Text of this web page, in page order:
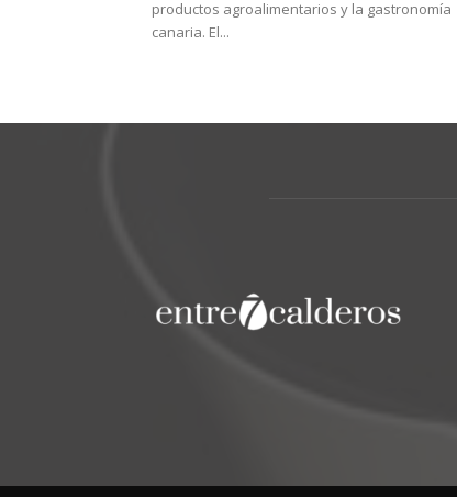
productos agroalimentarios y la gastronomía
canaria. El...